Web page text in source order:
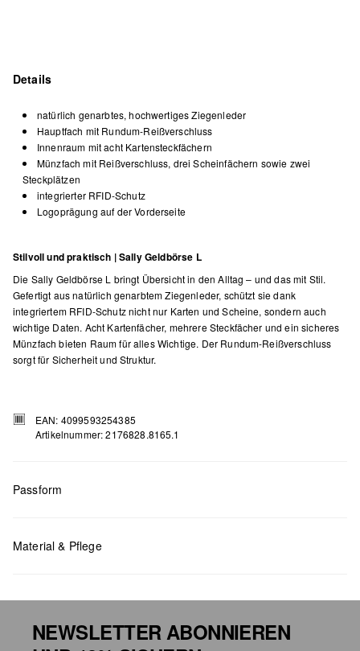
Details
natürlich genarbtes, hochwertiges Ziegenleder
Hauptfach mit Rundum-Reißverschluss
Innenraum mit acht Kartensteckfächern
Münzfach mit Reißverschluss, drei Scheinfächern sowie zwei
Steckplätzen
integrierter RFID-Schutz
Logoprägung auf der Vorderseite
Stilvoll und praktisch | Sally Geldbörse L
Die Sally Geldbörse L bringt Übersicht in den Alltag – und das mit Stil.
Gefertigt aus natürlich genarbtem Ziegenleder, schützt sie dank
integriertem RFID-Schutz nicht nur Karten und Scheine, sondern auch
wichtige Daten. Acht Kartenfächer, mehrere Steckfächer und ein sicheres
Münzfach bieten Raum für alles Wichtige. Der Rundum-Reißverschluss
sorgt für Sicherheit und Struktur.
EAN: 4099593254385
Artikelnummer: 2176828.8165.1
Passform
Material & Pflege
NEWSLETTER ABONNIEREN